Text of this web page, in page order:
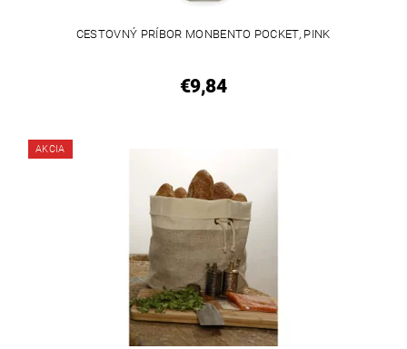
CESTOVNÝ PRÍBOR MONBENTO POCKET, PINK
€9,84
AKCIA